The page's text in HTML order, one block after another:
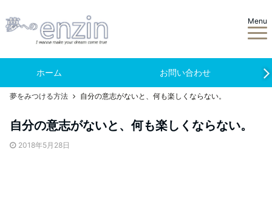
Menu
ホーム お問い合わせ
夢をみつける方法 自分の意志がないと、何も楽しくならない。
自分の意志がないと、何も楽しくならない。
2018年5月28日